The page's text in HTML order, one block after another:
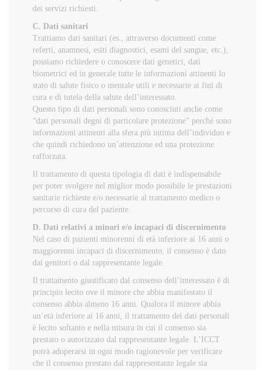
dei servizi richiesti.
C. Dati sanitari
Trattiamo dati sanitari (es., attraverso documenti come
referti, anamnesi, esiti diagnostici, esami del sangue, etc.),
possiamo richiedere o conoscere dati genetici, dati
biometrici ed in generale tutte le informazioni attinenti lo
stato di salute fisico o mentale utili e necessarie ai fini di
cura e di tutela della salute dell’interessato.
Questo tipo di dati personali sono conosciuti anche come
“dati personali degni di particolare protezione” perché sono
informazioni attinenti alla sfera più intima dell’individuo e
che quindi richiedono un’attenzione ed una protezione
rafforzata.
Il trattamento di questa tipologia di dati è indispensabile
per poter svolgere nel miglior modo possibile le prestazioni
sanitarie richieste e/o necessarie al trattamento medico o
percorso di cura del paziente.
D. Dati relativi a minori e/o incapaci di discernimento
Nel caso di pazienti minorenni di età inferiore ai 16 anni o
maggiorenni incapaci di discernimento, il consenso è dato
dai genitori o dal rappresentante legale.
Il trattamento giustificato dal consenso dell’interessato è di
principio lecito ove il minore che abbia manifestato il
consenso abbia almeno 16 anni. Qualora il minore abbia
un’età inferiore ai 16 anni, il trattamento dei dati personali
è lecito soltanto e nella misura in cui il consenso sia
prestato o autorizzato dal rappresentante legale. L’ICCT
potrà adoperarsi in ogni modo ragionevole per verificare
che il consenso prestato dal rappresentante legale sia